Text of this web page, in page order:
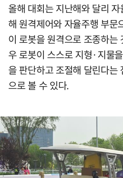
올해 대회는 지난해와 달리
해 원격제어와 자율주행 부문
이 로봇을 원격으로 조종하는
우 로봇이 스스로 지형·지물
을 판단하고 조절해 달린다는
으로 볼 수 있다.